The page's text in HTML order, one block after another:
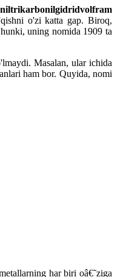
o'zi katta gap. Biroq,
uning nomida 1909 ta
Masalan, ular ichida
ham bor. Quyida, nomi
har biri oâ€˜ziga